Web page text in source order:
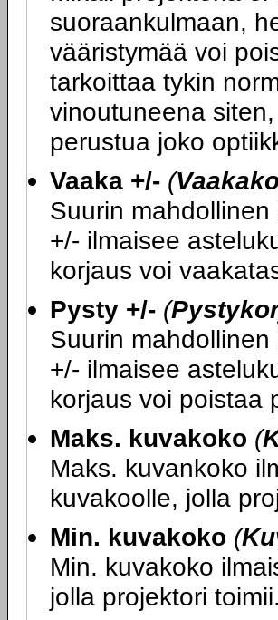
suoraankulmaan,
vääristymää voi
tarkoittaa tykin
vinoutuneena
perustua joko
Vaaka +/- (
Suurin
+/- ilmaisee
korjaus voi
Pysty +/- (
Suurin
+/- ilmaisee
korjaus voi poistaa
Maks. kuvakoko (
Maks. kuvankoko
kuvakoolle, jolla
Min. kuvakoko (
Min. kuvakoko
jolla projektori toimii.